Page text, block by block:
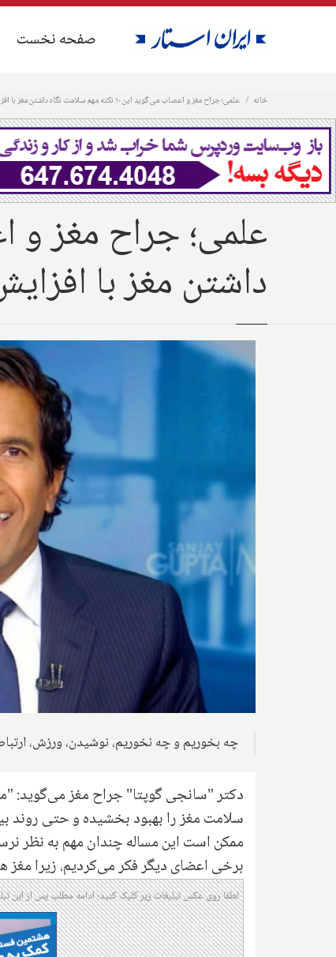
خانه علمی؛ جراح مغز و اعصاب می گوید این ۱۰ نکته مهم سلامت نگاه داشتن مغز با افزایش سن را حتما رعایت کنید
صفحه نخست
صفحه نخست
داشتن مغز با
چه بخوریم و چه نخوریم، نوشیدن، ورزش،
دکتر "سانجی گوپتا" جراح مغز می‌گوید:
سلامت مغز را بهبود بخشیده و حتی روند
ممکن است این مساله چندان مهم به نظر
برخی اعضای دیگر فکر می‌کردیم، زیرا مغز
لطفا روی عکس تبلیغات زیر کلیک کنید؛ ادامه مطلب پس از این